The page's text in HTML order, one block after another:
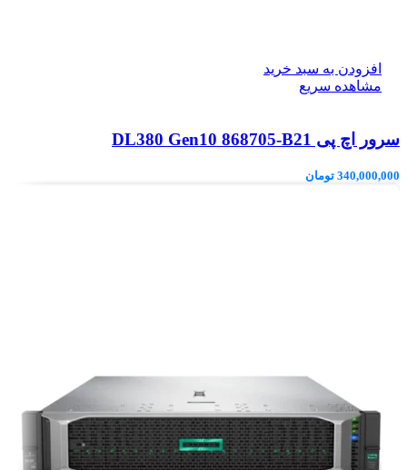
افزودن به سبد خرید
مشاهده سریع
سرور اچ پی DL380 Gen10 868705-B21
340,000,000 تومان